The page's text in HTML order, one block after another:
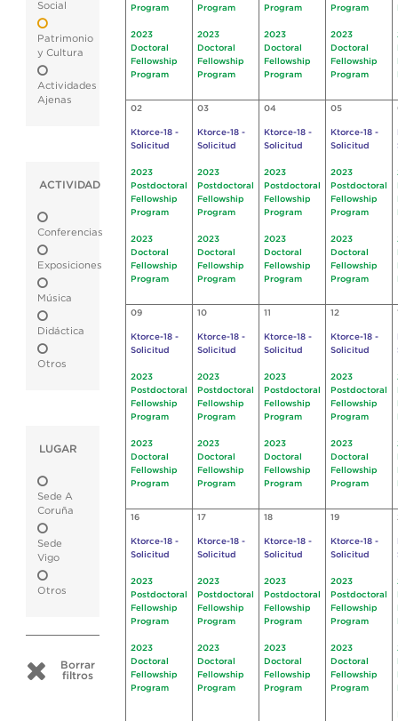
Social
Patrimonio
y Cultura
Actividades
Ajenas
ACTIVIDAD
Conferencias
Exposiciones
Música
Didáctica
Otros
LUGAR
Sede A
Coruña
Sede
Vigo
Otros
Borrar
filtros
Program
2023
Doctoral
Fellowship
Program
Program
2023
Doctoral
Fellowship
Program
Program
2023
Doctoral
Fellowship
Program
Program
2023
Doctoral
Fellowship
Program
02
Ktorce-18 -
Solicitud
2023
Postdoctoral
Fellowship
Program
2023
Doctoral
Fellowship
Program
03
Ktorce-18 -
Solicitud
2023
Postdoctoral
Fellowship
Program
2023
Doctoral
Fellowship
Program
04
Ktorce-18 -
Solicitud
2023
Postdoctoral
Fellowship
Program
2023
Doctoral
Fellowship
Program
05
Ktorce-18 -
Solicitud
2023
Postdoctoral
Fellowship
Program
2023
Doctoral
Fellowship
Program
09
Ktorce-18 -
Solicitud
2023
Postdoctoral
Fellowship
Program
2023
Doctoral
Fellowship
Program
10
Ktorce-18 -
Solicitud
2023
Postdoctoral
Fellowship
Program
2023
Doctoral
Fellowship
Program
11
Ktorce-18 -
Solicitud
2023
Postdoctoral
Fellowship
Program
2023
Doctoral
Fellowship
Program
12
Ktorce-18 -
Solicitud
2023
Postdoctoral
Fellowship
Program
2023
Doctoral
Fellowship
Program
16
Ktorce-18 -
Solicitud
2023
Postdoctoral
Fellowship
Program
2023
Doctoral
Fellowship
Program
17
Ktorce-18 -
Solicitud
2023
Postdoctoral
Fellowship
Program
2023
Doctoral
Fellowship
Program
18
Ktorce-18 -
Solicitud
2023
Postdoctoral
Fellowship
Program
2023
Doctoral
Fellowship
Program
19
Ktorce-18 -
Solicitud
2023
Postdoctoral
Fellowship
Program
2023
Doctoral
Fellowship
Program